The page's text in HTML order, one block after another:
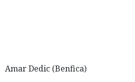
Amar Dedic (Benfica)